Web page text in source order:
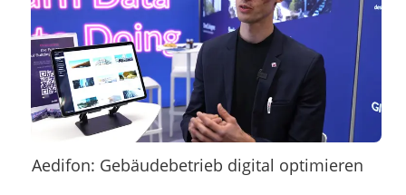
Aedifon: Gebäudebetrieb digital optimieren